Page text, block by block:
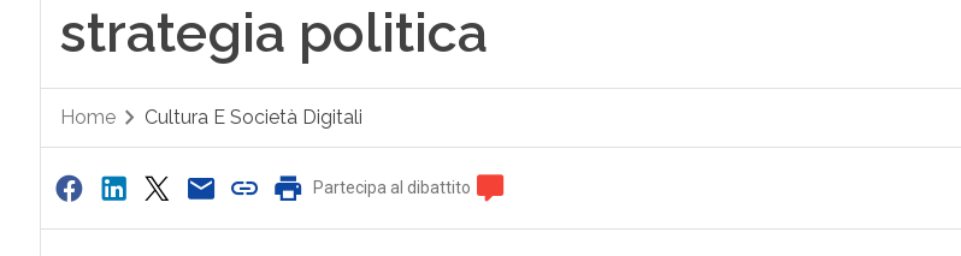
strategia politica
Home Cultura E Società Digitali
Partecipa al dibattito